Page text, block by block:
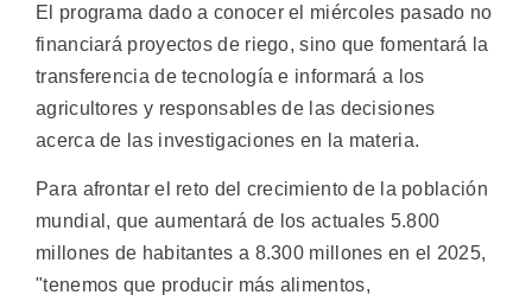
El programa dado a conocer el miércoles pasado no
financiará proyectos de riego, sino que fomentará la
transferencia de tecnología e informará a los
agricultores y responsables de las decisiones
acerca de las investigaciones en la materia.
Para afrontar el reto del crecimiento de la población
mundial, que aumentará de los actuales 5.800
millones de habitantes a 8.300 millones en el 2025,
"tenemos que producir más alimentos,